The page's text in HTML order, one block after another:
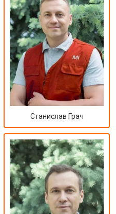
Станислав Грач